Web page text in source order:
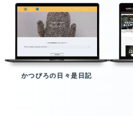
かつぴろの日々是日記